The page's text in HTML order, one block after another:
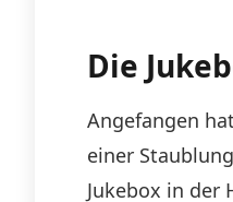
Die
Angefangen
einer
Jukebox in der